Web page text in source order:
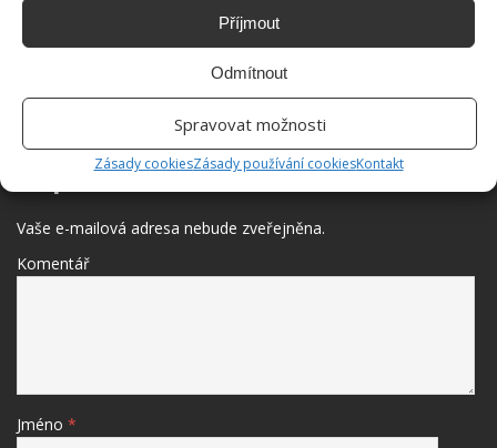
Příjmout
Odmítnout
Spravovat možnosti
Zásady cookiesZásady používání cookiesKontakt
BUĎTE PRVNÍ KDO PŘIDÁ KOMENTÁŘ
Napište komentář
Vaše e-mailová adresa nebude zveřejněna.
Komentář
Jméno *